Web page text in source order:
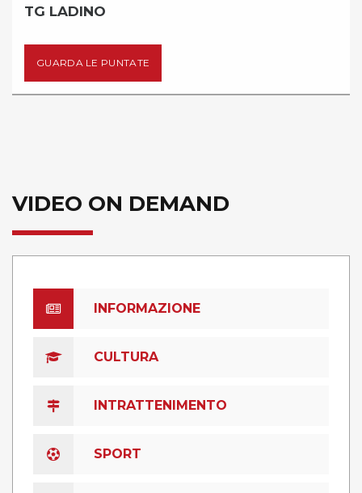
TG LADINO
GUARDA LE PUNTATE
VIDEO ON DEMAND
INFORMAZIONE
CULTURA
INTRATTENIMENTO
SPORT